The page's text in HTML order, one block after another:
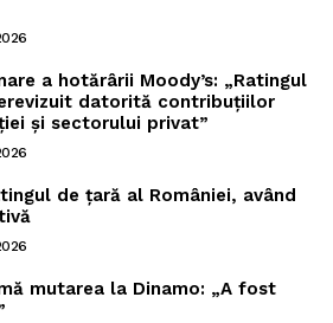
a hotărârii Moody’s: „Ratingul
datorită contribuțiilor
și sectorului privat”
de țară al României, având
mutarea la Dinamo: „A fost